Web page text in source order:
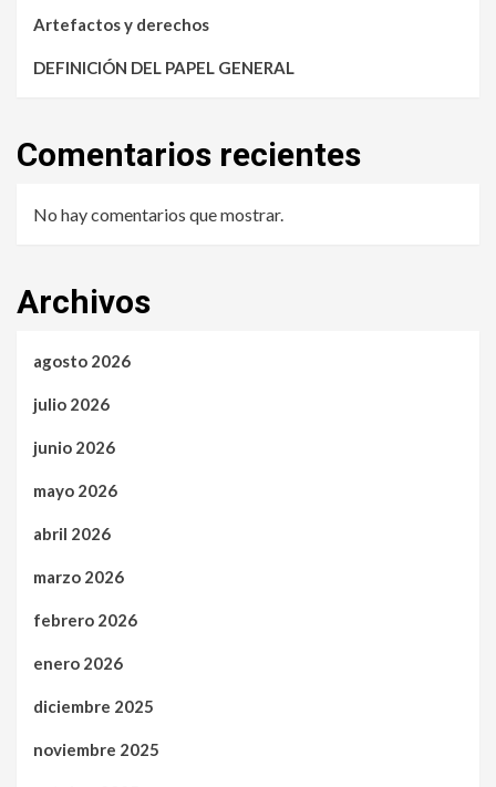
Artefactos y derechos
DEFINICIÓN DEL PAPEL GENERAL
Comentarios recientes
No hay comentarios que mostrar.
Archivos
agosto 2026
julio 2026
junio 2026
mayo 2026
abril 2026
marzo 2026
febrero 2026
enero 2026
diciembre 2025
noviembre 2025